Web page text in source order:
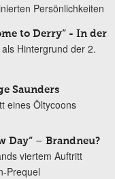
Persönlichkeiten
to Derry“ - In der
Hintergrund der 2.
Saunders
eines Öltycoons
Day“ – Brandneu?
viertem Auftritt
Prequel